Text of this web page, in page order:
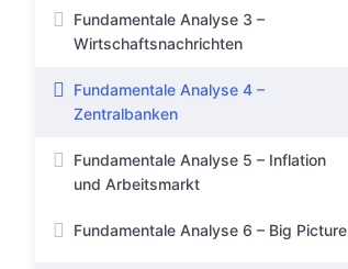
TRADERN
Fundamentale Analyse 3 –
Wirtschaftsnachrichten
Fundamentale Analyse 4 –
Zentralbanken
Fundamentale Analyse 5 – Inflation
und Arbeitsmarkt
Fundamentale Analyse 6 – Big Picture